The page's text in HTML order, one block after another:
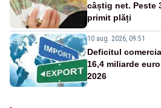
câștig net. Peste
primit plăți
10 aug. 2026, 09:51
Deficitul
16,4 miliarde
2026